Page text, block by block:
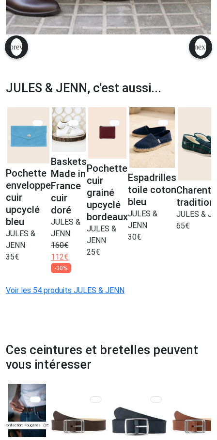
JULES & JENN, c'est aussi...
Pochette
enveloppe
cuir
upcyclé
bleu
JULES &
JENN
35€
Baskets
Made in
France
cuir
doré
JULES &
JENN
160€
112€
-30%
Pochette
cuir
grainé
upcyclé
bordeaux
JULES &
JENN
25€
Espadrilles
toile coton
bleu
JULES &
JENN
30€
tradition
JULES &
65€
Voir les 54 produits JULES & JENN
Ces ceintures et bretelles peuvent
vous intéresser
Confection: Fougères (35)